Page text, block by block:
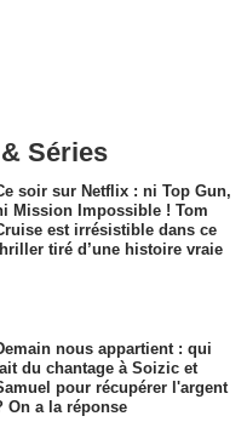
Séries
soir sur Netflix : ni Top Gun,
Mission Impossible ! Tom
est irrésistible dans ce
tiré d’une histoire vraie
nous appartient : qui
du chantage à Soizic et
pour récupérer l'argent
On a la réponse